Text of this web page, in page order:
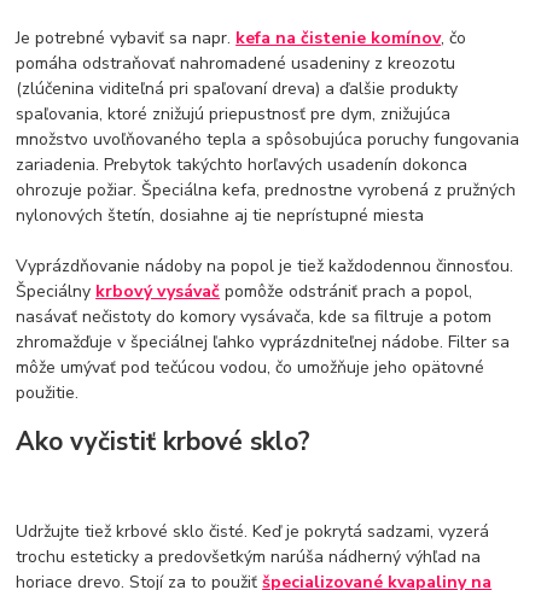
Je potrebné vybaviť sa napr. kefa na čistenie komínov, čo
pomáha odstraňovať nahromadené usadeniny z kreozotu
(zlúčenina viditeľná pri spaľovaní dreva) a ďalšie produkty
spaľovania, ktoré znižujú priepustnosť pre dym, znižujúca
množstvo uvoľňovaného tepla a spôsobujúca poruchy fungovania
zariadenia. Prebytok takýchto horľavých usadenín dokonca
ohrozuje požiar. Špeciálna kefa, prednostne vyrobená z pružných
nylonových štetín, dosiahne aj tie neprístupné miesta
Vyprázdňovanie nádoby na popol je tiež každodennou činnosťou.
Špeciálny krbový vysávač pomôže odstrániť prach a popol,
nasávať nečistoty do komory vysávača, kde sa filtruje a potom
zhromažďuje v špeciálnej ľahko vyprázdniteľnej nádobe. Filter sa
môže umývať pod tečúcou vodou, čo umožňuje jeho opätovné
použitie.
Ako vyčistiť krbové sklo?
Udržujte tiež krbové sklo čisté. Keď je pokrytá sadzami, vyzerá
trochu esteticky a predovšetkým narúša nádherný výhľad na
horiace drevo. Stojí za to použiťšpecializované kvapaliny na